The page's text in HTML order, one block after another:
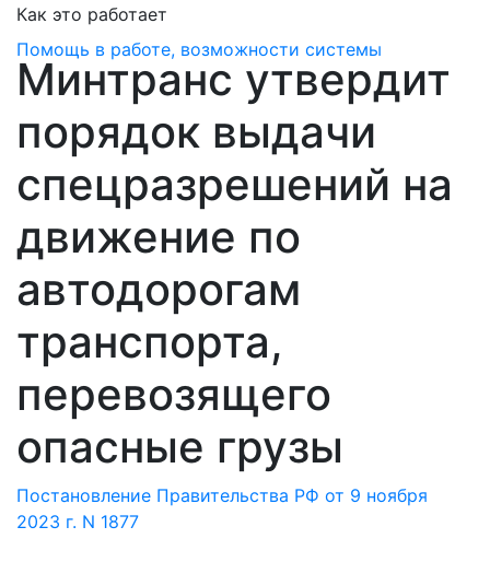
Как это работает
Помощь в работе, возможности системы
Минтранс утвердит
порядок выдачи
спецразрешений на
движение по
автодорогам
транспорта,
перевозящего
опасные грузы
Постановление Правительства РФ от 9 ноября
2023 г. N 1877